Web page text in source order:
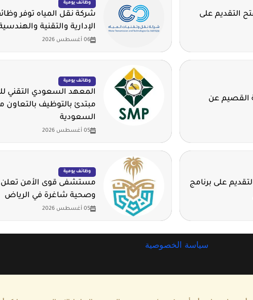
التقديم على
وظائف يومية
شركة نقل المياه توفر
الإدارية والتقنية
06 أغسطس 2026
القصيم عن
وظائف يومية
المعهد السعودي التقني
مبتدئ بالتوظيف بالتعاون
السعودية
05 أغسطس 2026
على برنامج
وظائف يومية
مستشفى قوى الأمن تعلن
وصحية شاغرة في الرياض
05 أغسطس 2026
سياسة الخصوصية